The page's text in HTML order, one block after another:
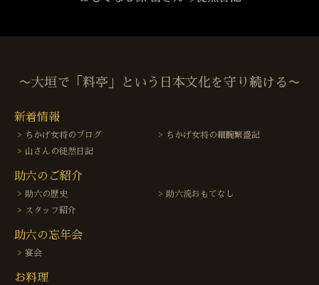
〜大垣で「料亭」という日本文化を守り続ける〜
新着情報
ちかげ女将のブログ
ちかげ女将の細腕繁盛記
山さんの徒然日記
助六のご紹介
助六の歴史
助六流おもてなし
スタッフ紹介
助六の忘年会
宴会
お料理